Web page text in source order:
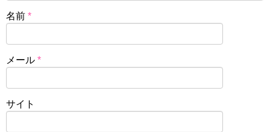
名前 *
メール *
サイト